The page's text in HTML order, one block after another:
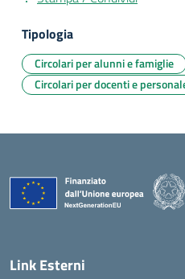
Tipologia
Circolari per alunni e famiglie
Circolari per docenti e
Link Esterni